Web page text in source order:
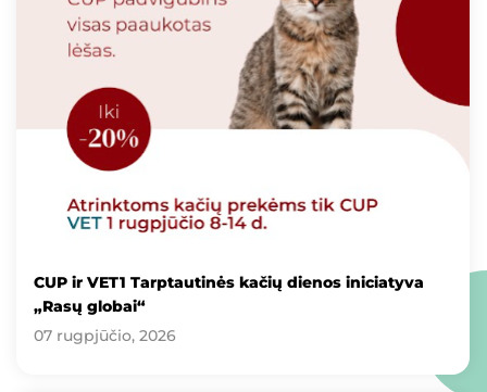
CUP ir VET1 Tarptautinės kačių dienos iniciatyva
„Rasų globai“
07 rugpjūčio, 2026